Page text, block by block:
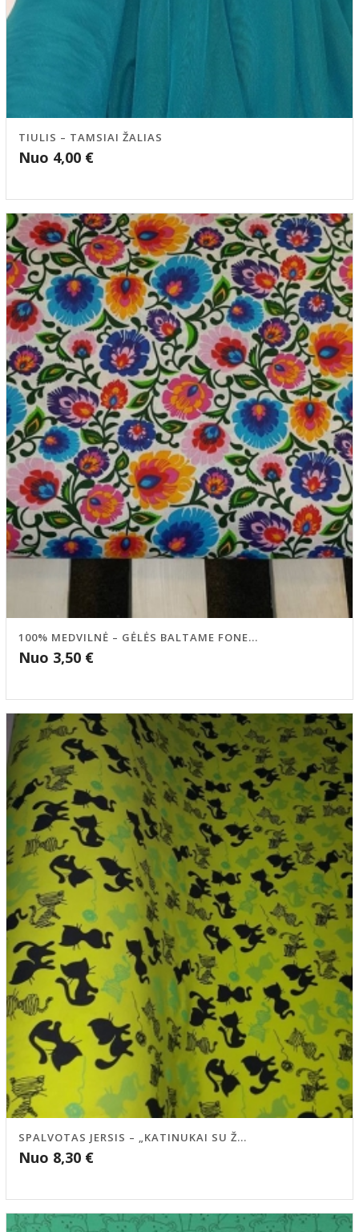
TIULIS – TAMSIAI ŽALIAS
Nuo 4,00 €
100% MEDVILNĖ – GĖLĖS BALTAME FONE...
Nuo 3,50 €
SPALVOTAS JERSIS – „KATINUKAI SU Ž...
Nuo 8,30 €